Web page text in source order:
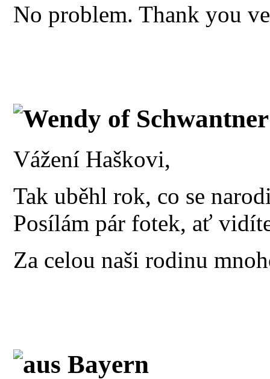
No problem. Thank you
Wendy of
Vážení Haškovi,
Tak uběhl rok, co se
Posílám pár fotek, ať
Za celou naši rodinu
aus Bayern